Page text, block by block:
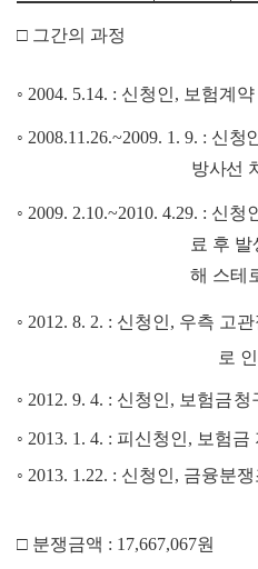
□ 그간의 과정
◦ 2004. 5.14. : 신청인, 보험계약
◦ 2008.11.26.~2009. 1. 9. : 신청
방사선
◦ 2009. 2.10.~2010. 4.29. : 신청
료 후
해 스테
◦ 2012. 8. 2. : 신청인, 우측 고
로
◦ 2012. 9. 4. : 신청인, 보험금청
◦ 2013. 1. 4. : 피신청인, 보험금
◦ 2013. 1.22. : 신청인, 금융분
□ 분쟁금액 : 17,667,067원